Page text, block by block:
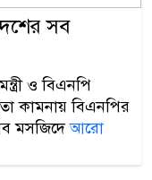
সব
ও বিএনপি
কামনায় বিএনপির
মসজিদেআরো